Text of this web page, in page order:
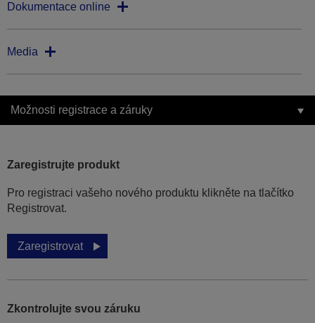
Dokumentace online
Media
Možnosti registrace a záruky
Zaregistrujte produkt
Pro registraci vašeho nového produktu klikněte na tlačítko
Registrovat.
Zaregistrovat
Zkontrolujte svou záruku